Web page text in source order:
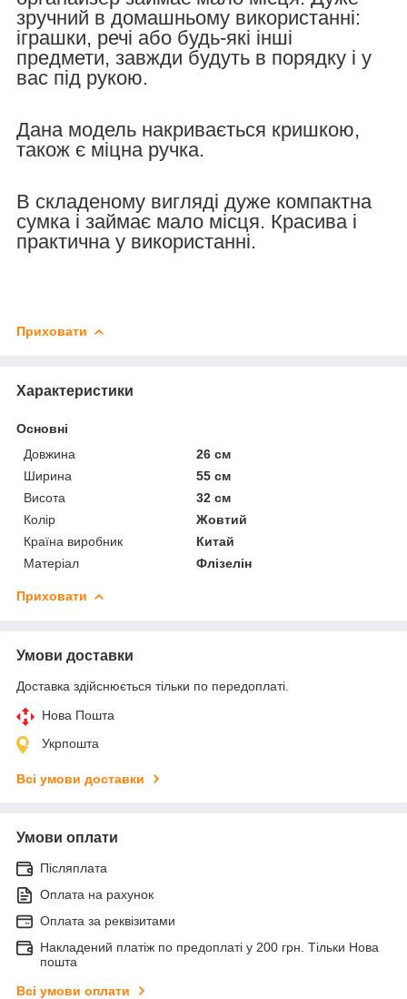
зручний в домашньому використанні:
іграшки, речі або будь-які інші
предмети, завжди будуть в порядку і у
вас під рукою.
Дана модель накривається кришкою,
також є міцна ручка.
В складеному вигляді дуже компактна
сумка і займає мало місця. Красива і
практична у використанні.
Приховати
Характеристики
Основні
Довжина
26 см
Ширина
55 см
Висота
32 см
Колір
Жовтий
Країна виробник
Китай
Матеріал
Флізелін
Приховати
Умови доставки
Доставка здійснюється тільки по передоплаті.
Нова Пошта
Укрпошта
Всі умови доставки
Умови оплати
Післяплата
Оплата на рахунок
Оплата за реквізитами
Накладений платіж по предоплаті у 200 грн. Тільки Нова
пошта
Всі умови оплати